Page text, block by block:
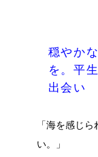
穏やか
を。平
出会い
「海を感じ
い。」